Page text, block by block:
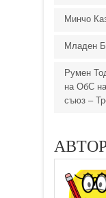
Минчо
Младен
Румен
на ОбС
съюз –